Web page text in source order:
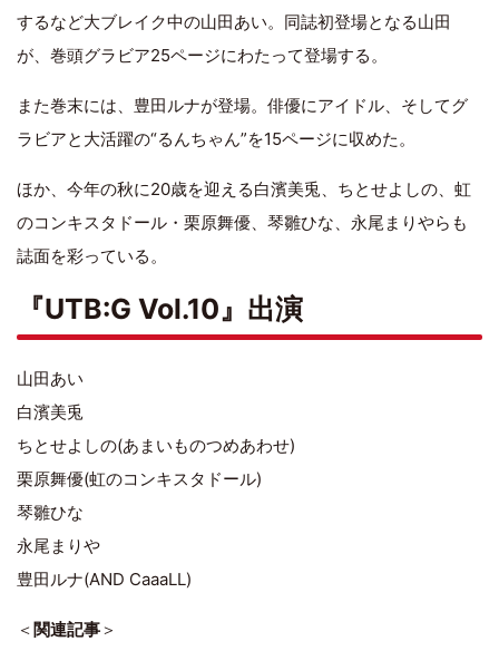
するなど大ブレイク中の山田あい。同誌初登場となる山田
が、巻頭グラビア25ページにわたって登場する。
また巻末には、豊田ルナが登場。俳優にアイドル、そしてグ
ラビアと大活躍の“るんちゃん”を15ページに収めた。
ほか、今年の秋に20歳を迎える白濱美兎、ちとせよしの、虹
のコンキスタドール・栗原舞優、琴雛ひな、永尾まりやらも
誌面を彩っている。
『UTB:G Vol.10』出演
山田あい
白濱美兎
ちとせよしの(あまいものつめあわせ)
栗原舞優(虹のコンキスタドール)
琴雛ひな
永尾まりや
豊田ルナ(AND CaaaLL)
＜関連記事＞